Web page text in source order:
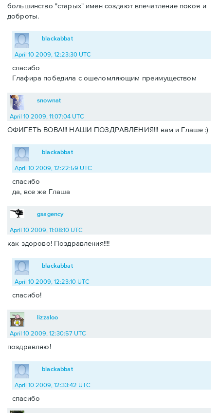
большинство "старых" имен создают впечатление покоя и
доброты.
blackabbat
April 10 2009, 12:23:30 UTC
спасибо
Глафира победила с ошеломляющим преимуществом
snownat
April 10 2009, 11:07:04 UTC
ОФИГЕТЬ ВОВА!!! НАШИ ПОЗДРАВЛЕНИЯ!!! вам и Глаше :)
blackabbat
April 10 2009, 12:22:59 UTC
спасибо
да, все же Глаша
gsagency
April 10 2009, 11:08:10 UTC
как здорово! Поздравления!!!!
blackabbat
April 10 2009, 12:23:10 UTC
спасибо!
lizzaloo
April 10 2009, 12:30:57 UTC
поздравляю!
blackabbat
April 10 2009, 12:33:42 UTC
спасибо